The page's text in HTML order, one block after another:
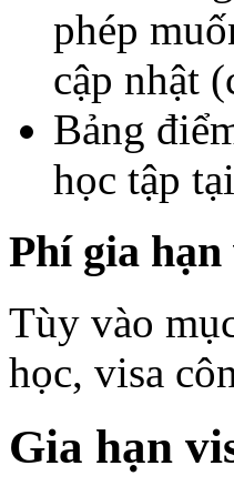
phép
cập nhật
Bảng
học tập
Phí gia
Tùy vào
học, visa
Gia hạn